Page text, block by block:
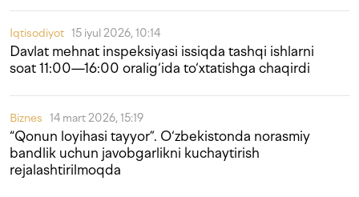
Iqtisodiyot 15 iyul 2026, 10:14
Davlat mehnat inspeksiyasi issiqda tashqi ishlarni
soat 11:00—16:00 oralig‘ida to‘xtatishga chaqirdi
Biznes 14 mart 2026, 15:19
“Qonun loyihasi tayyor”. O‘zbekistonda norasmiy
bandlik uchun javobgarlikni kuchaytirish
rejalashtirilmoqda